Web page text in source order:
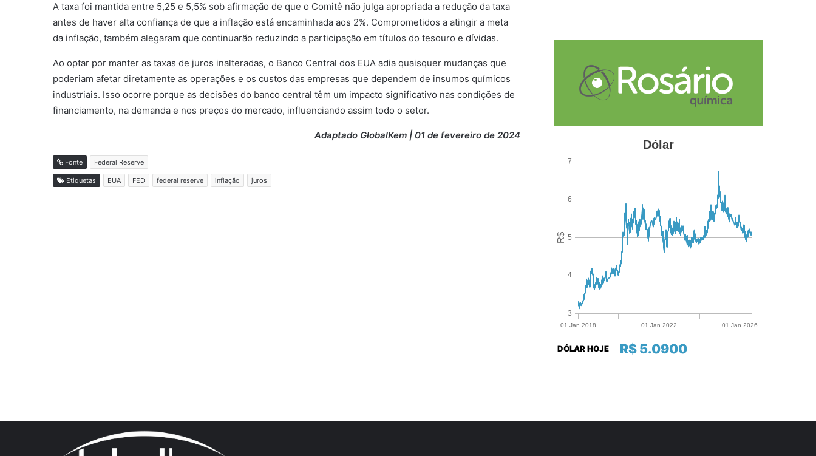
A taxa foi mantida entre 5,25 e 5,5% sob afirmação de que o Comitê não julga apropriada a redução da taxa
antes de haver alta confiança de que a inflação está encaminhada aos 2%. Comprometidos a atingir a meta
da inflação, também alegaram que continuarão reduzindo a participação em títulos do tesouro e dívidas.
Ao optar por manter as taxas de juros inalteradas, o Banco Central dos EUA adia quaisquer mudanças que
poderiam afetar diretamente as operações e os custos das empresas que dependem de insumos químicos
industriais. Isso ocorre porque as decisões do banco central têm um impacto significativo nas condições de
financiamento, na demanda e nos preços do mercado, influenciando assim todo o setor.
Adaptado GlobalKem | 01 de fevereiro de 2024
Fonte Federal Reserve
Etiquetas EUA FED federal reserve inflação juros
R$ 5.0900
DÓLAR HOJE